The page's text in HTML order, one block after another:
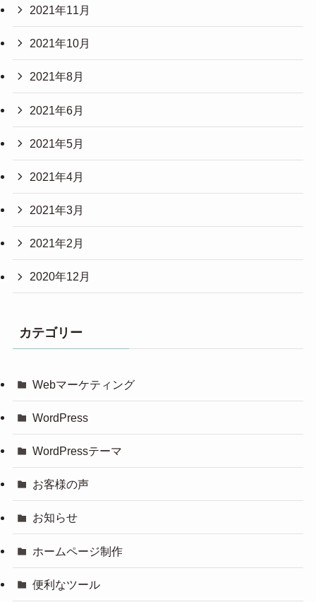
2021年11月
2021年10月
2021年8月
2021年6月
2021年5月
2021年4月
2021年3月
2021年2月
2020年12月
カテゴリー
Webマーケティング
WordPress
WordPressテーマ
お客様の声
お知らせ
ホームページ制作
便利なツール